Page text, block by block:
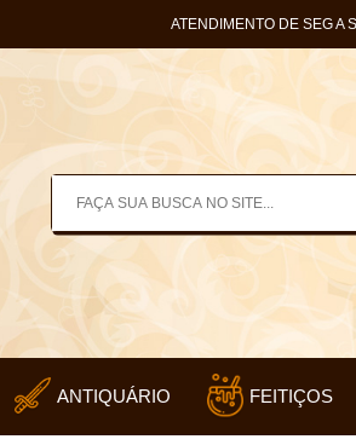
ATENDIMENTO DE SEG A
ANTIQUÁRIO FEITIÇOS